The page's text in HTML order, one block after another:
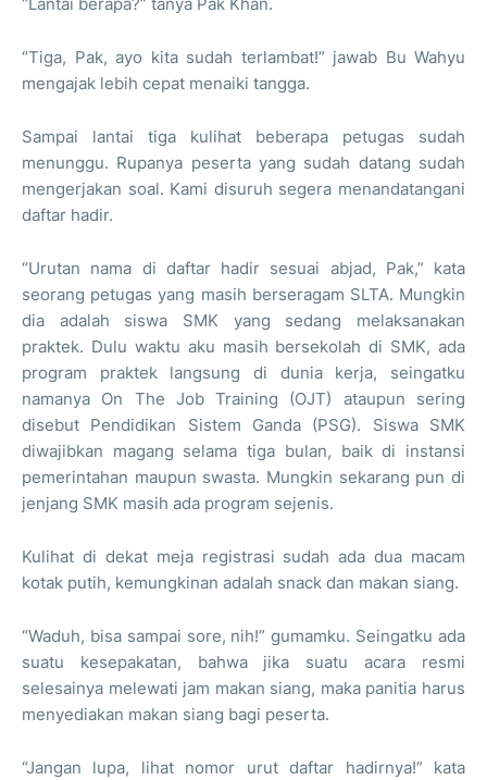
“Tiga, Pak, ayo kita sudah terlambat!” jawab Bu Wahyu
mengajak lebih cepat menaiki tangga.
Sampai lantai tiga kulihat beberapa petugas sudah
menunggu. Rupanya peserta yang sudah datang sudah
mengerjakan soal. Kami disuruh segera menandatangani
daftar hadir.
“Urutan nama di daftar hadir sesuai abjad, Pak,” kata
seorang petugas yang masih berseragam SLTA. Mungkin
dia adalah siswa SMK yang sedang melaksanakan
praktek. Dulu waktu aku masih bersekolah di SMK, ada
program praktek langsung di dunia kerja, seingatku
namanya On The Job Training (OJT) ataupun sering
disebut Pendidikan Sistem Ganda (PSG). Siswa SMK
diwajibkan magang selama tiga bulan, baik di instansi
pemerintahan maupun swasta. Mungkin sekarang pun di
jenjang SMK masih ada program sejenis.
Kulihat di dekat meja registrasi sudah ada dua macam
kotak putih, kemungkinan adalah snack dan makan siang.
“Waduh, bisa sampai sore, nih!” gumamku. Seingatku ada
suatu kesepakatan, bahwa jika suatu acara resmi
selesainya melewati jam makan siang, maka panitia harus
menyediakan makan siang bagi peserta.
“Jangan lupa, lihat nomor urut daftar hadirnya!” kata